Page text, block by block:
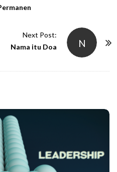
N
Next Post:
Nama itu Doa